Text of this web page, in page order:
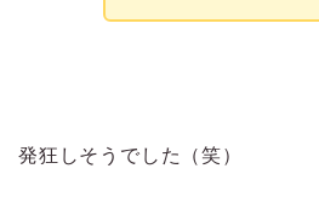
発狂しそうでした（笑）